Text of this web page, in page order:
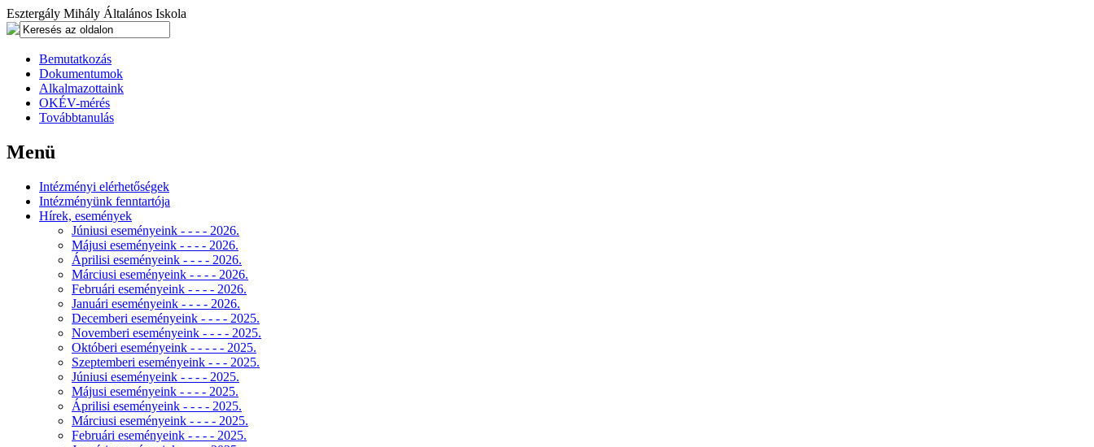
Esztergály Mihály Általános Iskola
Bemutatkozás
Dokumentumok
Alkalmazottaink
OKÉV-mérés
Továbbtanulás
Menü
Intézményi elérhetőségek
Intézményünk fenntartója
Hírek, események
Júniusi eseményeink - - - - 2026.
Májusi eseményeink - - - - 2026.
Áprilisi eseményeink - - - - 2026.
Márciusi eseményeink - - - - 2026.
Februári eseményeink - - - - 2026.
Januári eseményeink - - - - 2026.
Decemberi eseményeink - - - - 2025.
Novemberi eseményeink - - - - 2025.
Októberi eseményeink - - - - - 2025.
Szeptemberi eseményeink - - - 2025.
Júniusi eseményeink - - - - 2025.
Májusi eseményeink - - - - 2025.
Áprilisi eseményeink - - - - 2025.
Márciusi eseményeink - - - - 2025.
Februári eseményeink - - - - 2025.